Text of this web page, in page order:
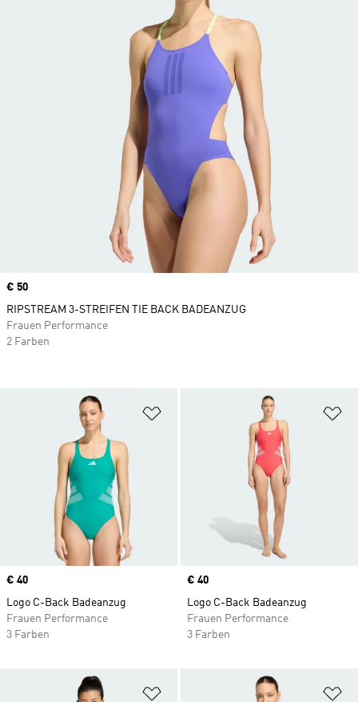
Zur Wunschliste hinzufügen
Price
€ 40
Logo C-Back Badeanzug
Frauen Performance
3 Farben
Price
€ 40
Logo C-Back Badeanzug
Frauen Performance
3 Farben
Zur Wunschliste hinzufügen
Price
€ 50
RIPSTREAM 3-STREIFEN TIE BACK BADEANZUG
Frauen Performance
2 Farben